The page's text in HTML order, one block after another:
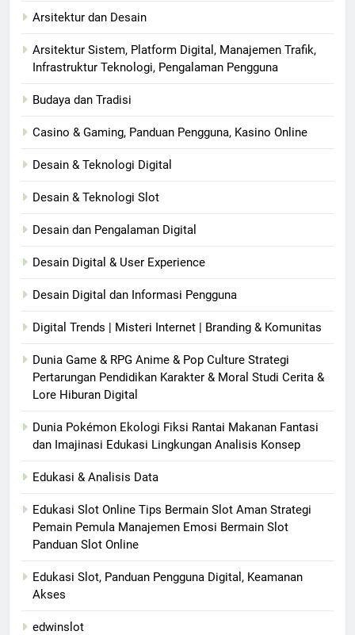
Arsitektur dan Desain
Arsitektur Sistem, Platform Digital, Manajemen Trafik,
Infrastruktur Teknologi, Pengalaman Pengguna
Budaya dan Tradisi
Casino & Gaming, Panduan Pengguna, Kasino Online
Desain & Teknologi Digital
Desain & Teknologi Slot
Desain dan Pengalaman Digital
Desain Digital & User Experience
Desain Digital dan Informasi Pengguna
Digital Trends | Misteri Internet | Branding & Komunitas
Dunia Game & RPG Anime & Pop Culture Strategi
Pertarungan Pendidikan Karakter & Moral Studi Cerita &
Lore Hiburan Digital
Dunia Pokémon Ekologi Fiksi Rantai Makanan Fantasi
dan Imajinasi Edukasi Lingkungan Analisis Konsep
Edukasi & Analisis Data
Edukasi Slot Online Tips Bermain Slot Aman Strategi
Pemain Pemula Manajemen Emosi Bermain Slot
Panduan Slot Online
Edukasi Slot, Panduan Pengguna Digital, Keamanan
Akses
edwinslot